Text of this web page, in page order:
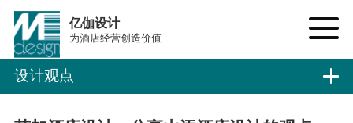
亿伽设计
为酒店经营创造价值
设计观点